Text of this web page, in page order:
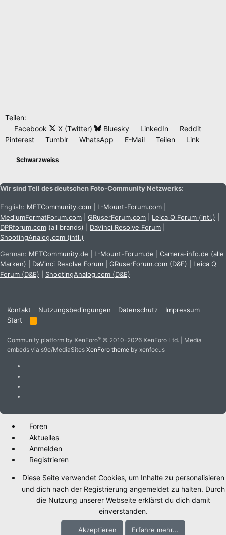
Teilen:
Facebook
X (Twitter) Bluesky LinkedIn
Reddit
Pinterest
Tumblr WhatsApp E-Mail Teilen Link
Schwarzweiss
Wir sind Teil des deutschen Foto-Community Netzwerks:
English: MFTCommunity.com L-Mount-Forum.com
MediumFormatForum.com
GRuserForum.com Leica Q Forum (intl.)
DPRforum.com (all brands) DaVinci Resolve Forum
ShootingAnalog.com (intl.)
German: MFTCommunity.de L-Mount-Forum.de Camera-info.de (alle
Marken)
DaVinci Resolve Forum GRuserForum.com (D&E)
Leica Q
Forum (D&E)
ShootingAnalog.com (D&E)
Kontakt Nutzungsbedingungen Datenschutz
Impressum
Start
R
Community platform by XenForo® © 2010-2026 XenForo Ltd.
Media
embeds via s9e/MediaSites XenForo theme by xenfocus
Foren
Aktuelles
Anmelden
Registrieren
Diese Seite verwendet Cookies, um Inhalte zu personalisieren
und dich nach der Registrierung angemeldet zu halten. Durch
die Nutzung unserer Webseite erklärst du dich damit
einverstanden.
Akzeptieren Erfahre mehr...